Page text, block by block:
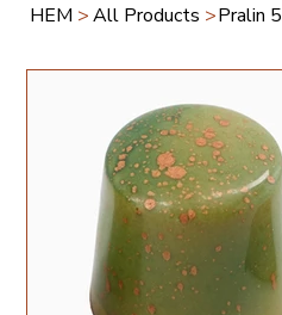
HEM >All Products >Pralin 5